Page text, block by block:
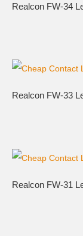
Realcon FW-34
Realcon FW-33
Realcon FW-31